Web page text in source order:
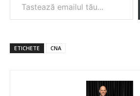
ETICHETE CNA